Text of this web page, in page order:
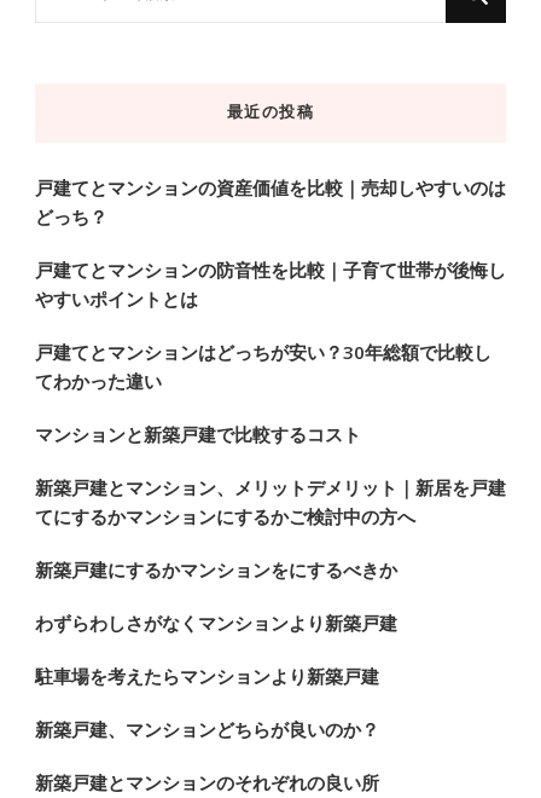
で
す
か
?
最近の投稿
戸建てとマンションの資産価値を比較｜売却しやすいのは
どっち？
戸建てとマンションの防音性を比較｜子育て世帯が後悔し
やすいポイントとは
戸建てとマンションはどっちが安い？30年総額で比較し
てわかった違い
マンションと新築戸建で比較するコスト
新築戸建とマンション、メリットデメリット｜新居を戸建
てにするかマンションにするかご検討中の方へ
新築戸建にするかマンションをにするべきか
わずらわしさがなくマンションより新築戸建
駐車場を考えたらマンションより新築戸建
新築戸建、マンションどちらが良いのか？
新築戸建とマンションのそれぞれの良い所